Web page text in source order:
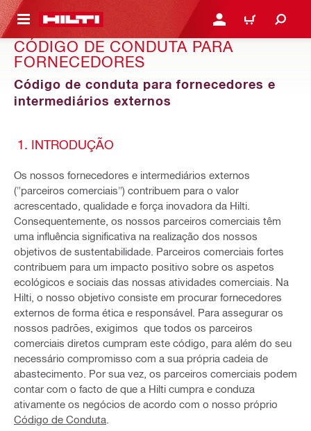
CONTENT ENTRAR OU REGISTAR
CARRINHO
CÓDIGO DE CONDUTA PARA
FORNECEDORES
Código de conduta para fornecedores e
intermediários externos
1. INTRODUÇÃO
Os nossos fornecedores e intermediários externos
("parceiros comerciais") contribuem para o valor
acrescentado, qualidade e força inovadora da Hilti.
Consequentemente, os nossos parceiros comerciais têm
uma influência significativa na realização dos nossos
objetivos de sustentabilidade. Parceiros comerciais fortes
contribuem para um impacto positivo sobre os aspetos
ecológicos e sociais das nossas atividades comerciais. Na
Hilti, o nosso objetivo consiste em procurar fornecedores
externos de forma ética e responsável. Para assegurar os
nossos padrões, exigimos que todos os parceiros
comerciais diretos cumpram este código, para além do seu
necessário compromisso com a sua própria cadeia de
abastecimento. Por sua vez, os parceiros comerciais podem
contar com o facto de que a Hilti cumpra e conduza
ativamente os negócios de acordo com o nosso próprio
Código de Conduta